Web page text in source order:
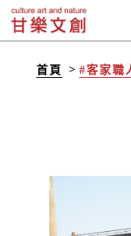
首頁 #客家職